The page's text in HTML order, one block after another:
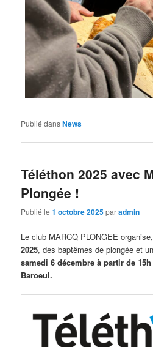
Publié dansNews
Téléthon 2025 avec
Plongée !
Publié le1 octobre 2025paradmin
Le club MARCQ PLONGEE
2025, des baptêmes de plongée et
samedi 6 décembre à partir de
Baroeul.